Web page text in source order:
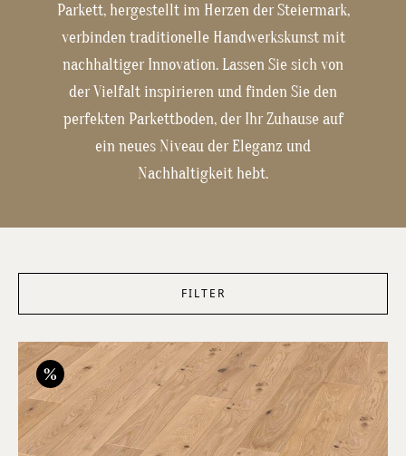
Parkett, hergestellt im Herzen der Steiermark,
verbinden traditionelle Handwerkskunst mit
nachhaltiger Innovation. Lassen Sie sich von
der Vielfalt inspirieren und finden Sie den
perfekten Parkettboden, der Ihr Zuhause auf
ein neues Niveau der Eleganz und
Nachhaltigkeit hebt.
FILTER